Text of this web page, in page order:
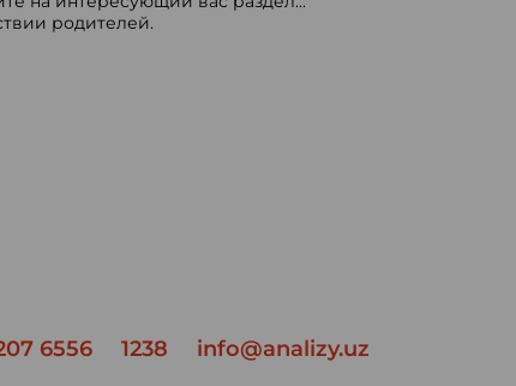
родителей.
6556 1238 info@analizy.uz